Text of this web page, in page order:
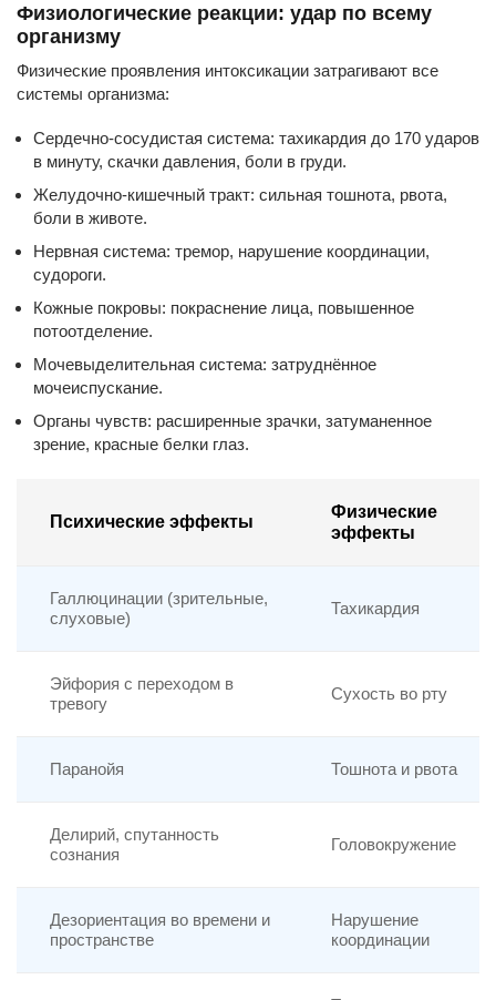
Физиологические реакции: удар по всему
организму
Физические проявления интоксикации затрагивают все
системы организма:
Сердечно-сосудистая система: тахикардия до 170 ударов
в минуту, скачки давления, боли в груди.
Желудочно-кишечный тракт: сильная тошнота, рвота,
боли в животе.
Нервная система: тремор, нарушение координации,
судороги.
Кожные покровы: покраснение лица, повышенное
потоотделение.
Мочевыделительная система: затруднённое
мочеиспускание.
Органы чувств: расширенные зрачки, затуманенное
зрение, красные белки глаз.
Психические эффекты
Физические
эффекты
Галлюцинации (зрительные,
слуховые)
Тахикардия
Эйфория с переходом в
тревогу
Сухость во рту
Паранойя Тошнота и рвота
Делирий, спутанность
сознания
Головокружение
Дезориентация во времени и
пространстве
Нарушение
координации